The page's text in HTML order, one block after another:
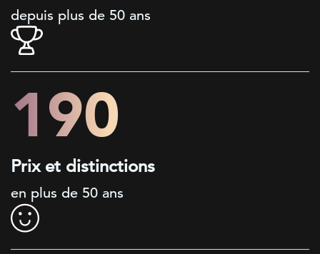
depuis plus de 50 ans
200+
Prix et distinctions
en plus de 50 ans